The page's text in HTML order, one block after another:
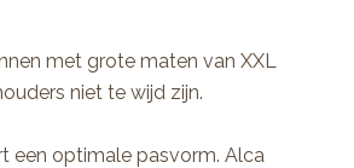
met grote maten van XXL
niet te wijd zijn.
een optimale pasvorm. Alca